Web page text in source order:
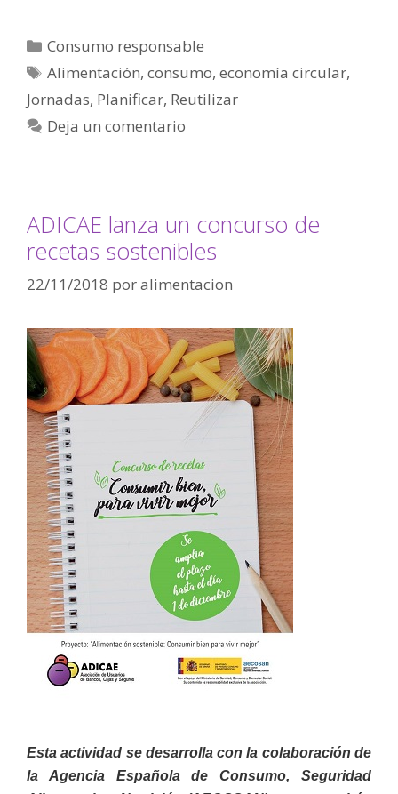
Consumo responsable
Alimentación,consumo,economía circular,
Jornadas, Planificar, Reutilizar
Deja un comentario
ADICAE lanza un concurso de
recetas sostenibles
22/11/2018 poralimentacion
Esta actividad se desarrolla con la colaboración de
la Agencia Española de Consumo, Seguridad